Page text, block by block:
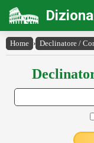
Home › Declinatore /